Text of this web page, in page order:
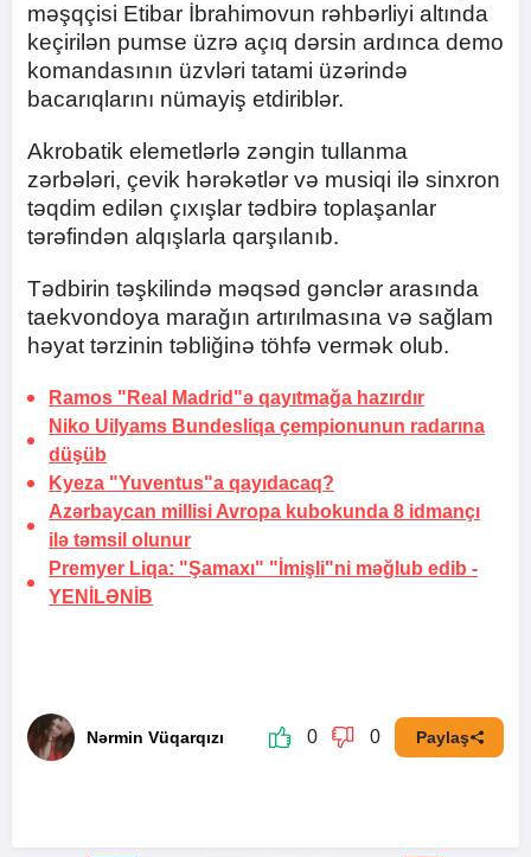
məşqçisi Etibar İbrahimovun rəhbərliyi altında
keçirilən pumse üzrə açıq dərsin ardınca demo
komandasının üzvləri tatami üzərində
bacarıqlarını nümayiş etdiriblər.
Akrobatik elemetlərlə zəngin tullanma
zərbələri, çevik hərəkətlər və musiqi ilə sinxron
təqdim edilən çıxışlar tədbirə toplaşanlar
tərəfindən alqışlarla qarşılanıb.
Tədbirin təşkilində məqsəd gənclər arasında
taekvondoya marağın artırılmasına və sağlam
həyat tərzinin təbliğinə töhfə vermək olub.
Ramos "Real Madrid"ə qayıtmağa hazırdır
Niko Uilyams Bundesliqa çempionunun radarına
düşüb
Kyeza "Yuventus"a qayıdacaq?
Azərbaycan millisi Avropa kubokunda 8 idmançı
ilə təmsil olunur
Premyer Liqa: "Şamaxı" "İmişli"ni məğlub edib -
YENİLƏNİB
Nərmin Vüqarqızı 0 0 Paylaş